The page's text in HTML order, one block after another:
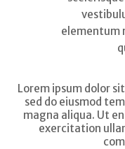
elementum
Lorem ipsum dolor
sed do eiusmod
magna aliqua. Ut
exercitation